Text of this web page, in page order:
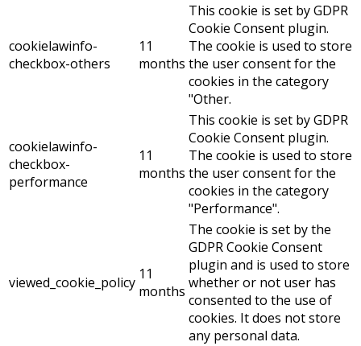
cookielawinfo-
checkbox-others
11
months
This cookie is set by GDPR
Cookie Consent plugin.
The cookie is used to store
the user consent for the
cookies in the category
"Other.
cookielawinfo-
checkbox-
performance
11
months
This cookie is set by GDPR
Cookie Consent plugin.
The cookie is used to store
the user consent for the
cookies in the category
"Performance".
viewed_cookie_policy 11
months
The cookie is set by the
GDPR Cookie Consent
plugin and is used to store
whether or not user has
consented to the use of
cookies. It does not store
any personal data.